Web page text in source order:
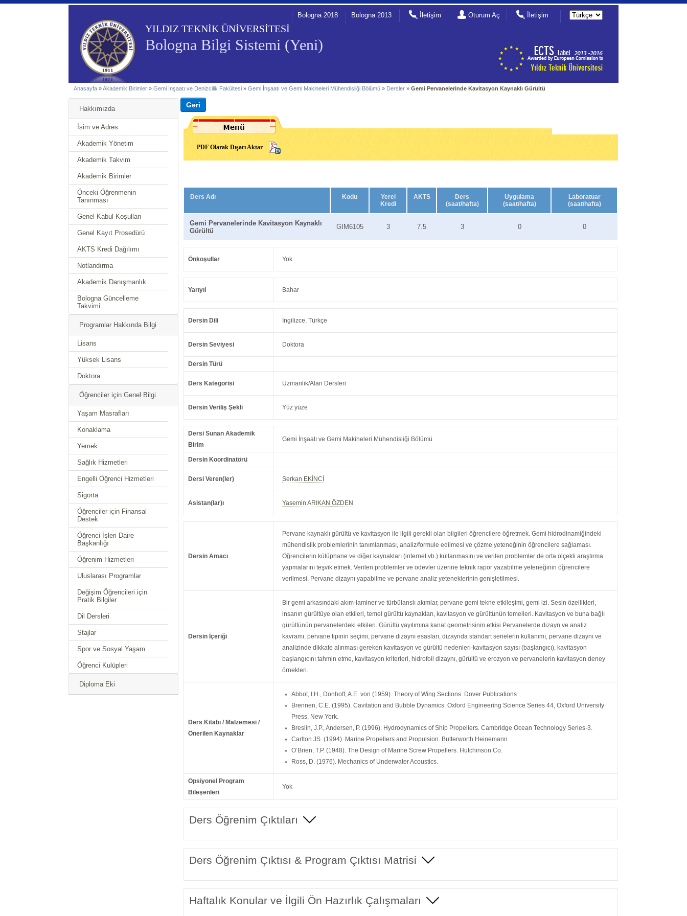
YILDIZ TEKNİK ÜNİVERSİTESİ
Bologna Bilgi Sistemi (Yeni)
Bologna 2018 Bologna 2013 İletişim Oturum Aç İletişim
Anasayfa »Akademik Birimler »Gemi İnşaatı ve Denizcilik Fakültesi »Gemi İnşaatı ve Gemi Makineleri Mühendisliği Bölümü » Dersler »Gemi Pervanelerinde Kavitasyon Kaynaklı Gürültü
Hakkımızda
İsim ve Adres
Akademik Yönetim
Akademik Takvim
Akademik Birimler
Önceki Öğrenmenin
Tanınması
Genel Kabul Koşulları
Genel Kayıt Prosedürü
AKTS Kredi Dağılımı
Notlandırma
Akademik Danışmanlık
Bologna Güncelleme
Takvimi
Programlar Hakkında Bilgi
Lisans
Yüksek Lisans
Doktora
Öğrenciler için Genel Bilgi
Yaşam Masrafları
Konaklama
Yemek
Sağlık Hizmetleri
Engelli Öğrenci Hizmetleri
Sigorta
Öğrenciler için Finansal
Destek
Öğrenci İşleri Daire
Başkanlığı
Öğrenim Hizmetleri
Uluslarası Programlar
Değişim Öğrencileri için
Pratik Bilgiler
Dil Dersleri
Stajlar
Spor ve Sosyal Yaşam
Öğrenci Kulüpleri
Diploma Eki
PDF Olarak Dışarı Aktar
Ders Adı Kodu
Yerel
Kredi
AKTS
Ders
(saat/hafta)
Uygulama
(saat/hafta)
Laboratuar
(saat/hafta)
Gemi Pervanelerinde Kavitasyon Kaynaklı
Gürültü
GIM6105 3 7.5 3 0 0
Önkoşullar Yok
Yarıyıl Bahar
Dersin Dili İngilizce, Türkçe
Dersin Seviyesi Doktora
Dersin Türü
Ders Kategorisi Uzmanlık/Alan Dersleri
Dersin Veriliş Şekli Yüz yüze
Dersi Sunan Akademik
Birim
Gemi İnşaatı ve Gemi Makineleri Mühendisliği Bölümü
Dersin Koordinatörü
Dersi Veren(ler) Serkan EKİNCİ
Asistan(lar)ı Yasemin ARIKAN ÖZDEN
Dersin Amacı
Pervane kaynaklı gürültü ve kavitasyon ile ilgili gerekli olan bilgileri öğrencilere öğretmek. Gemi hidrodinamiğindeki
mühendislik problemlerinin tanımlanması, analiz/formule edilmesi ve çözme yeteneğinin öğrencilere sağlaması.
Öğrencilerin kütüphane ve diğer kaynakları (internet vb.) kullanmasını ve verilen problemler de orta ölçekli araştırma
yapmalarını teşvik etmek. Verilen problemler ve ödevler üzerine teknik rapor yazabilme yeteneğinin öğrencilere
verilmesi. Pervane dizaynı yapabilme ve pervane analiz yeteneklerinin genişletilmesi.
Dersin İçeriği
Bir gemi arkasındaki akım-laminer ve türbülanslı akımlar, pervane gemi tekne etkileşimi, gemi izi. Sesin özellikleri,
insanın gürültüye olan etkileri, temel gürültü kaynakları, kavitasyon ve gürültünün temelleri. Kavitasyon ve buna bağlı
gürültünün pervanelerdeki etkileri. Gürültü yayılımına kanat geometrisinin etkisi Pervanelerde dizayn ve analiz
kavramı, pervane tipinin seçimi, pervane dizaynı esasları, dizaynda standart serielerin kullanımı, pervane dizaynı ve
analizinde dikkate alınması gereken kavitasyon ve gürültü nedenleri-kavitasyon sayısı (başlangıcı), kavitasyon
başlangıcını tahmin etme, kavitasyon kriterleri, hidrofoil dizaynı, gürültü ve erozyon ve pervanelerin kavitasyon deney
örnekleri.
Ders Kitabı / Malzemesi /
Önerilen Kaynaklar
Abbot, I.H., Donhoff, A.E. von (1959). Theory of Wing Sections. Dover Publications
Brennen, C.E. (1995). Cavitation and Bubble Dynamics. Oxford Engineering Science Series 44, Oxford University
Press, New York.
Breslin, J.P., Andersen, P. (1996). Hydrodynamics of Ship Propellers. Cambridge Ocean Technology Series-3.
Carlton JS. (1994). Marine Propellers and Propulsion. Butterworth Heinemann
O’Brien, T.P. (1948). The Design of Marine Screw Propellers. Hutchinson Co.
Ross, D. (1976). Mechanics of Underwater Acoustics.
Opsiyonel Program
Bileşenleri
Yok
Ders Öğrenim Çıktıları
Ders Öğrenim Çıktısı & Program Çıktısı Matrisi
Haftalık Konular ve İlgili Ön Hazırlık Çalışmaları